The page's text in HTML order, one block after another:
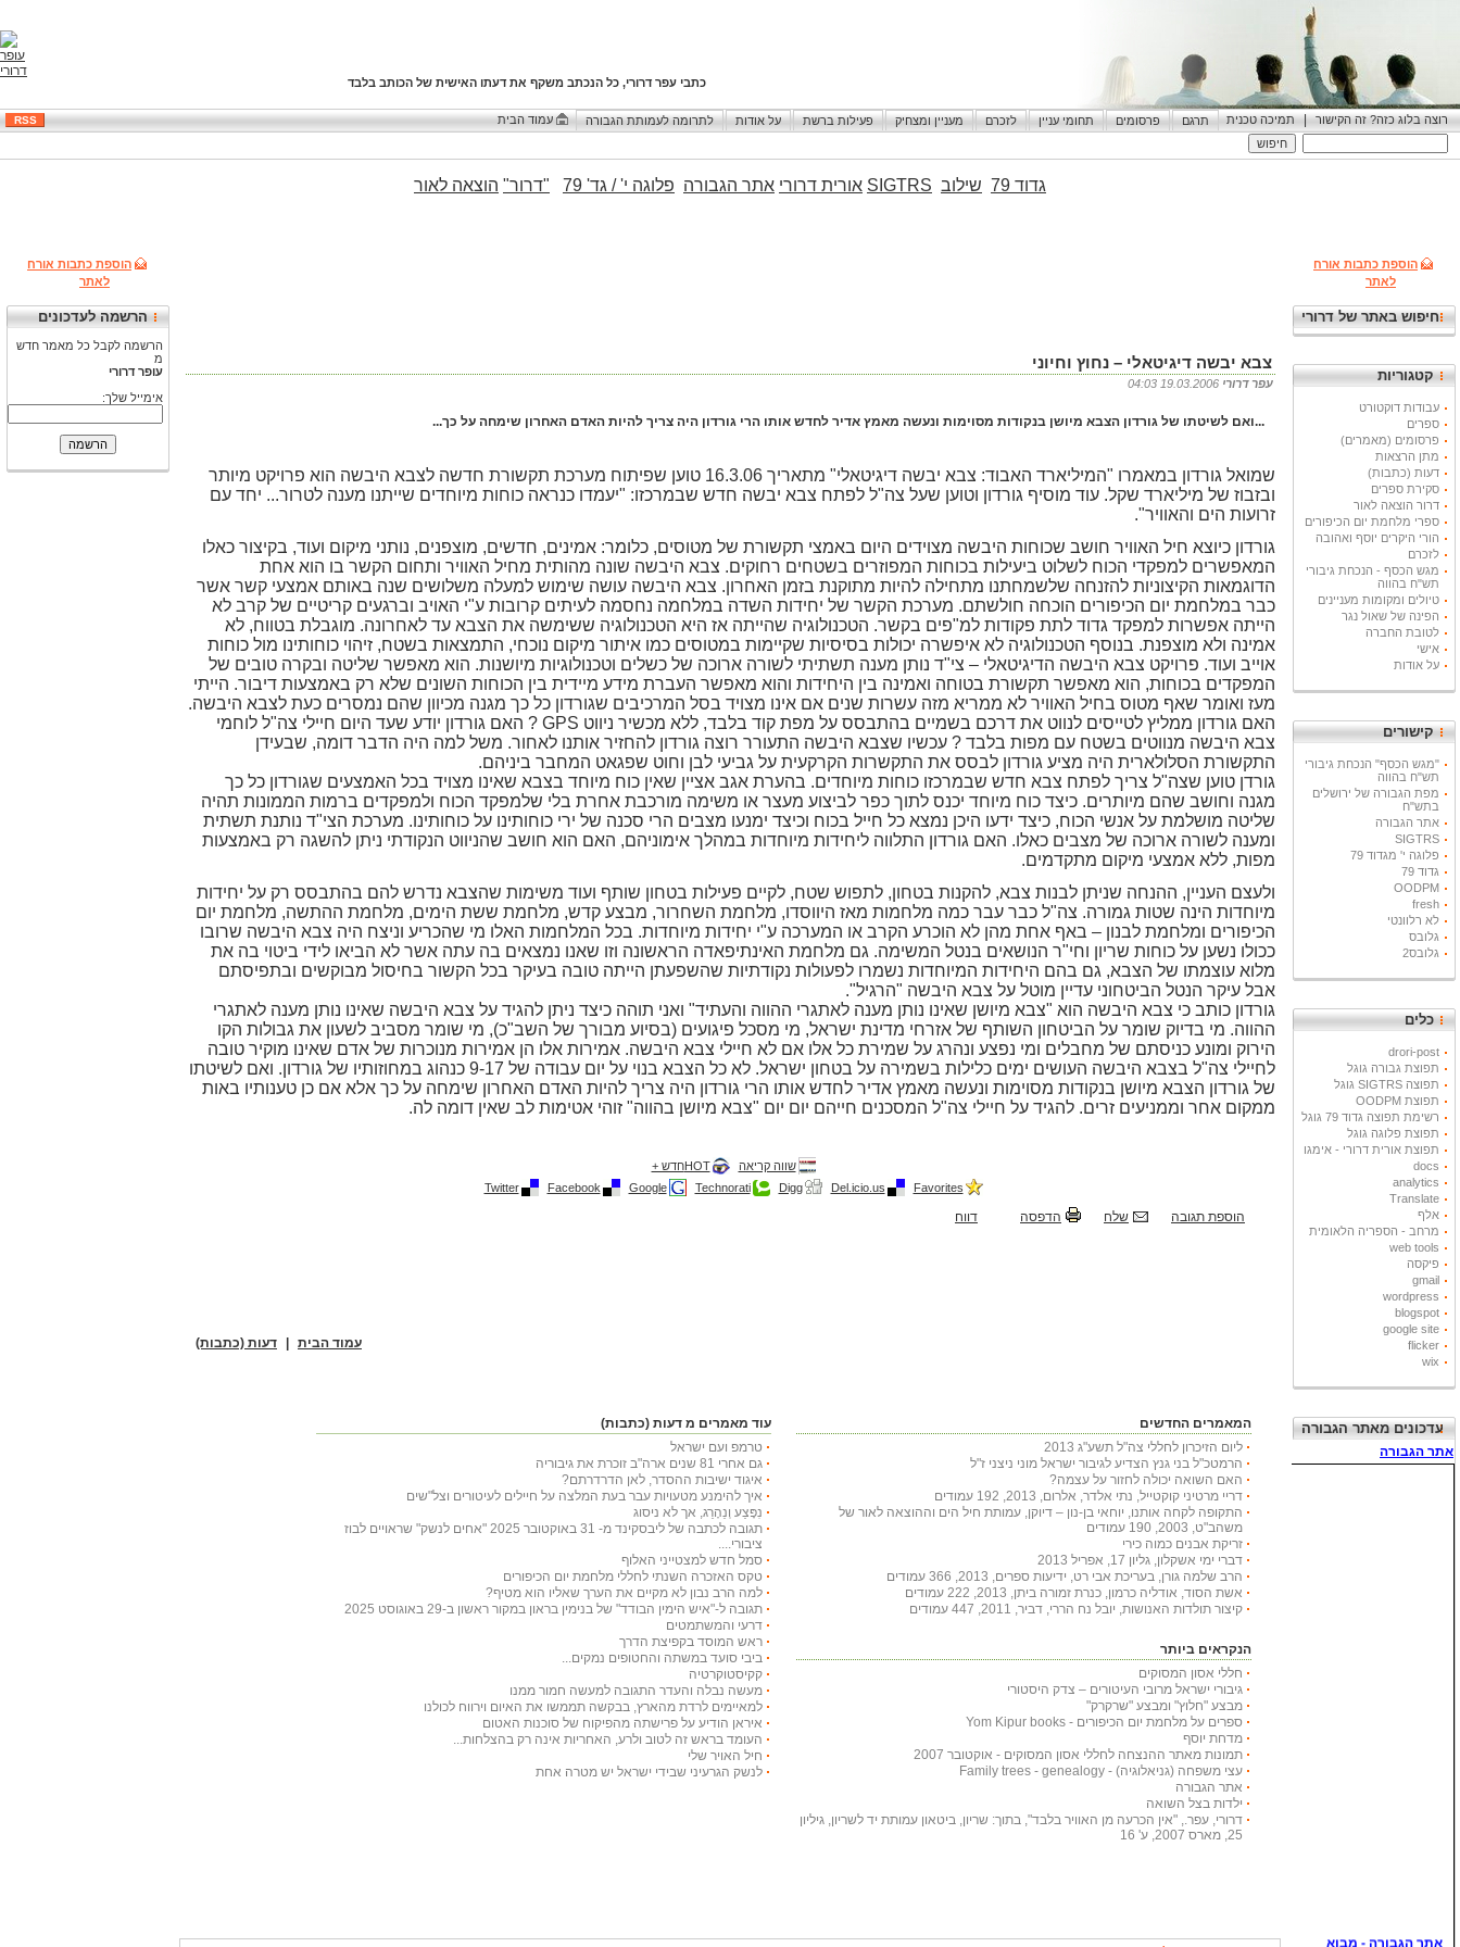
כתבי עפר דרורי, כל הנכתב משקף את דעתו האישית של הכותב בלבד
RSS רוצה בלוג כזה? זה הקישור | תמיכה טכנית תרגם פרסומים תחומי עניין לזכרם מעניין ומצחיק פעילות ברשת על אודות לתרומה לעמותת הגבורה עמוד הבית
הוספת כתבות אורח
לאתר
הרשמה לעדכונים
הרשמה לקבל כל מאמר חדש
מ
עופר דרורי
אימייל שלך:
הוספת כתבות אורח
לאתר
חיפוש באתר של דרורי
קטגוריות
עבודות דוקטורט
ספרים
פרסומים (מאמרים)
מתן הרצאות
דעות (כתבות)
סקירת ספרים
דרור הוצאה לאור
ספרי מלחמת יום הכיפורים
הורי היקרים יוסף ואהובה
לזכרם
מגש הכסף - הנכחת גיבורי
תש"ח בהווה
טיולים ומקומות מעניינים
הפינה של שאול נגר
לטובת החברה
אישי
על אודות
קישורים
"מגש הכסף" הנכחת גיבורי
תש"ח בהווה
מפת הגבורה של ירושלים
בתש"ח
אתר הגבורה
SIGTRS
פלוגה י' מגדוד 79
גדוד 79
OODPM
fresh
לא רלוונטי
גלובס
גלובס2
כלים
drori-post
תפוצת גבורה גוגל
תפוצה SIGTRS גוגל
תפוצת OODPM
רשימת תפוצה גדוד 79 גוגל
תפוצת פלוגה גוגל
תפוצת אורית דרורי - אימגו
docs
analytics
Translate
אלף
מרחב - הספריה הלאומית
web tools
פיקסה
gmail
wordpress
blogspot
google site
flicker
wix
עדכונים מאתר הגבורה
גדוד 79 שילוב SIGTRS אורית דרורי אתר הגבורה פלוגה י' / גד' 79 "דרור" הוצאה לאור
צבא יבשה דיגיטאלי – נחוץ וחיוני
עפר דרורי
...ואם לשיטתו של גורדון הצבא מיושן בנקודות מסוימות ונעשה מאמץ אדיר לחדש אותו הרי גורדון היה צריך להיות האדם האחרון שימחה על כך...
שמואל גורדון במאמרו "המיליארד האבוד: צבא יבשה דיגיטאלי" מתאריך 16.3.06 טוען שפיתוח מערכת תקשורת חדשה לצבא היבשה הוא פרויקט מיותר
ובזבוז של מיליארד שקל. עוד מוסיף גורדון וטוען שעל צה"ל לפתח צבא יבשה חדש שבמרכזו: "יעמדו כנראה כוחות מיוחדים שייתנו מענה לטרור... יחד עם
זרועות הים והאוויר".
גורדון כיוצא חיל האוויר חושב שכוחות היבשה מצוידים היום באמצי תקשורת של מטוסים, כלומר: אמינים, חדשים, מוצפנים, נותני מיקום ועוד, בקיצור כאלו
המאפשרים למפקדי הכוח לשלוט ביעילות בכוחות המפוזרים בשטחים רחוקים. צבא היבשה שונה מהותית מחיל האוויר ותחום הקשר בו הוא אחת
הדוגמאות הקיצוניות להזנחה שלשמחתנו מתחילה להיות מתוקנת בזמן האחרון. צבא היבשה עושה שימוש למעלה משלושים שנה באותם אמצעי קשר אשר
כבר במלחמת יום הכיפורים הוכחה חולשתם. מערכת הקשר של יחידות השדה במלחמה נחסמה לעיתים קרובות ע"י האויב וברגעים קריטיים של קרב לא
הייתה אפשרות למפקד גדוד לתת פקודות למ"פים בקשר. הטכנולוגיה שהייתה אז היא הטכנולוגיה ששימשה את הצבא עד לאחרונה. מוגבלת בטווח, לא
אמינה ולא מוצפנת. בנוסף הטכנולוגיה לא איפשרה יכולות בסיסיות שקיימות במטוסים כמו איתור מיקום נוכחי, התמצאות בשטח, זיהוי כוחותינו מול כוחות
אוייב ועוד. פרויקט צבא היבשה הדיגיטאלי – צי"ד נותן מענה תשתיתי לשורה ארוכה של כשלים וטכנולוגיות מיושנות. הוא מאפשר שליטה ובקרה טובים של
המפקדים בכוחות, הוא מאפשר תקשורת בטוחה ואמינה בין היחידות והוא מאפשר העברת מידע מיידית בין הכוחות השונים שלא רק באמצעות דיבור. הייתי
מעז ואומר שאף מטוס בחיל האוויר לא ממריא מזה עשרות שנים אם אינו מצויד בסל המרכיבים שגורדון כל כך מגנה מכיוון שהם נמסרים כעת לצבא היבשה.
האם גורדון ממליץ לטייסים לנווט את דרכם בשמיים בהתבסס על מפת קוד בלבד, ללא מכשיר ניווט GPS ? האם גורדון יודע שעד היום חיילי צה"ל לוחמי
צבא היבשה מנווטים בשטח עם מפות בלבד ? עכשיו שצבא היבשה התעורר רוצה גורדון להחזיר אותנו לאחור. משל למה היה הדבר דומה, שבעידן
התקשורת הסלולארית היה מציע גורדון לבסס את התקשרות הקרקעית על גביעי לבן וחוט שפגאט המחבר ביניהם.
גורדן טוען שצה"ל צריך לפתח צבא חדש שבמרכזו כוחות מיוחדים. בהערת אגב אציין שאין כוח מיוחד בצבא שאינו מצויד בכל האמצעים שגורדון כל כך
מגנה וחושב שהם מיותרים. כיצד כוח מיוחד יכנס לתוך כפר לביצוע מעצר או משימה מורכבת אחרת בלי שלמפקד הכוח ולמפקדים ברמות הממונות תהיה
שליטה מושלמת על אנשי הכוח, כיצד ידעו היכן נמצא כל חייל בכוח וכיצד ימנעו מצבים הרי סכנה של ירי כוחותינו על כוחותינו. מערכת הצי"ד נותנת תשתית
ומענה לשורה ארוכה של מצבים כאלו. האם גורדון התלווה ליחידות מיוחדות במהלך אימוניהם, האם הוא חושב שהניווט הנקודתי ניתן להשגה רק באמצעות
מפות, ללא אמצעי מיקום מתקדמים.
ולעצם העניין, ההנחה שניתן לבנות צבא, להקנות בטחון, לתפוש שטח, לקיים פעילות בטחון שותף ועוד משימות שהצבא נדרש להם בהתבסס רק על יחידות
מיוחדות הינה שטות גמורה. צה"ל כבר עבר כמה מלחמות מאז היווסדו, מלחמת השחרור, מבצע קדש, מלחמת ששת הימים, מלחמת ההתשה, מלחמת יום
הכיפורים ומלחמת לבנון – באף אחת מהן לא הוכרע הקרב או המערכה ע"י יחידות מיוחדות. בכל המלחמות האלו מי שהכריע וניצח היה צבא היבשה שרובו
ככולו נשען על כוחות שריון וחי"ר הנושאים בנטל המשימה. גם מלחמת האינתיפאדה הראשונה וזו שאנו נמצאים בה עתה אשר לא הביאו לידי ביטוי בה את
מלוא עוצמתו של הצבא, גם בהם היחידות המיוחדות נשמרו לפעולות נקודתיות שהשפעתן הייתה טובה בעיקר בכל הקשור בחיסול מבוקשים ובתפיסתם
אבל עיקר הנטל הביטחוני עדיין מוטל על צבא היבשה "הרגיל".
גורדון כותב כי צבא היבשה הוא "צבא מיושן שאינו נותן מענה לאתגרי ההווה והעתיד" ואני תוהה כיצד ניתן להגיד על צבא היבשה שאינו נותן מענה לאתגרי
ההווה. מי בדיוק שומר על הביטחון השותף של אזרחי מדינת ישראל, מי מסכל פיגועים (בסיוע מבורך של השב"כ), מי שומר מסביב לשעון את גבולות הקו
הירוק ומונע כניסתם של מחבלים ומי נפצע ונהרג על שמירת כל אלו אם לא חיילי צבא היבשה. אמירות אלו הן אמירות מנוכרות של אדם שאינו מוקיר טובה
לחיילי צה"ל בצבא היבשה העושים ימים כלילות בשמירה על בטחון ישראל. לא כל הצבא בנוי על יום עבודה של 9-17 כנהוג במחוזותיו של גורדון. ואם לשיטתו
של גורדון הצבא מיושן בנקודות מסוימות ונעשה מאמץ אדיר לחדש אותו הרי גורדון היה צריך להיות האדם האחרון שימחה על כך אלא אם כן טענותיו באות
ממקום אחר וממניעים זרים. להגיד על חיילי צה"ל המסכנים חייהם יום יום "צבא מיושן בהווה" זוהי אטימות לב שאין דומה לה.
שווה קריאה
HOTחדש +
Favorites
Del.icio.us
Digg
Technorati
Google
Facebook
Twitter
הוספת תגובה שלח הדפסה דווח
עמוד הבית דעות (כתבות)
המאמרים החדשים
ליום הזיכרון לחללי צה"ל תשע"ג 2013
הרמטכ"ל בני גנץ הצדיע לגיבור ישראל מוני ניצני ז"ל
האם השואה יכולה לחזור על עצמה?
דריי מרטיני קוקטייל, נתי אלדר, אלרום, 2013, 192 עמודים
התקופה לקחה אותנו, יוחאי בן-נון – דיוקן, עמותת חיל הים וההוצאה לאור של
משהב"ט, 2003, 190 עמודים
זריקת אבנים כמוה כירי
דברי ימי אשקלון, גליון 17, אפריל 2013
הרב שלמה גורן, בעריכת אבי רט, ידיעות ספרים, 2013, 366 עמודים
אשת הסוד, אודליה כרמון, כנרת זמורה ביתן, 2013, 222 עמודים
קיצור תולדות האנושות, יובל נח הררי, דביר, 2011, 447 עמודים
הנקראים ביותר
חללי אסון המסוקים
גיבורי ישראל מרובי העיטורים – צדק היסטורי
מבצע "חלוץ" ומבצע "שרקרק"
ספרים על מלחמת יום הכיפורים - Yom Kipur books
מדחת יוסף
תמונות מאתר ההנצחה לחללי אסון המסוקים - אוקטובר 2007
עצי משפחה (גניאלוגיה) - Family trees - genealogy
אתר הגבורה
ילדות בצל השואה
דרורי, עפר., "אין הכרעה מן האוויר בלבד", בתוך: שריון, ביטאון עמותת יד לשריון, גיליון
25, מארס 2007, ע' 16
עוד מאמרים מ דעות (כתבות)
טרמפ ועם ישראל
גם אחרי 81 שנים ארה"ב זוכרת את גיבוריה
איגוד ישיבות ההסדר, לאן הדרדרתם?
איך להימנע מטעויות עבר בעת המלצה על חיילים לעיטורים וצל"שים
נִפָּצַע וְנֵהָרֵג, אך לא ניסוג
תגובה לכתבה של ליבסקינד מ- 31 באוקטובר 2025 "אחים לנשק" שראויים לבוז
ציבורי....
סמל חדש למצטייני האלוף
טקס האזכרה השנתי לחללי מלחמת יום הכיפורים
למה הרב נבון לא מקיים את הערך שאליו הוא מטיף?
תגובה ל-"איש הימין הבודד" של בנימין בראון במקור ראשון ב-29 באוגוסט 2025
דרעי והמשתמטים
ראש המוסד בקפיצת הדרך
ביבי סועד במשתה והחטופים נמקים...
קקיסטוקרטיה
מעשה נבלה והעדר התגובה למעשה חמור ממנו
למאיימים לרדת מהארץ, בבקשה תממשו את האיום וירווח לכולנו
איראן הודיע על פרישתה מהפיקוח של סוכנות האטום
העומד בראש זה לטוב ולרע, האחריות אינה רק בהצלחות...
חיל האויר שלי
לנשק הגרעיני שבידי ישראל יש מטרה אחת